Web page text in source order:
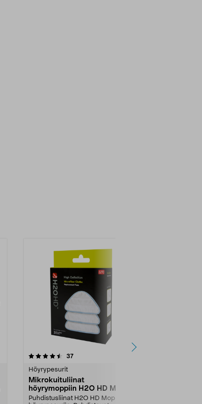
37arvostelut
Höyrypesurit
Mikrokuituliinat
höyrymoppiin H2O HD Mop, 3
kpl
Puhdistusliinat H2O HD Mop -
4.5 viidestä